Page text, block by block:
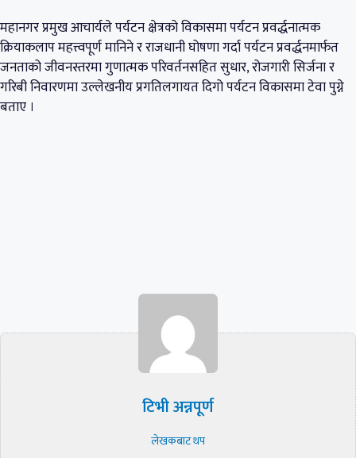
महानगर प्रमुख आचार्यले पर्यटन क्षेत्रको विकासमा पर्यटन प्रवर्द्धनात्मक
क्रियाकलाप महत्त्वपूर्ण मानिने र राजधानी घोषणा गर्दा पर्यटन प्रवर्द्धनमार्फत
जनताको जीवनस्तरमा गुणात्मक परिवर्तनसहित सुधार, रोजगारी सिर्जना र
गरिबी निवारणमा उल्लेखनीय प्रगतिलगायत दिगो पर्यटन विकासमा टेवा पुग्ने
बताए ।
टिभी अन्नपूर्ण
लेखकबाट थप